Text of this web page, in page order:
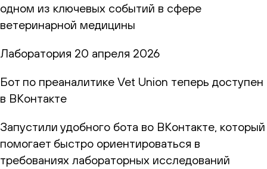
одном из ключевых событий в сфере
ветеринарной медицины
Лаборатория 20 апреля 2026
Бот по преаналитике Vet Union теперь доступен
в ВКонтакте
Запустили удобного бота во ВКонтакте, который
помогает быстро ориентироваться в
требованиях лабораторных исследований